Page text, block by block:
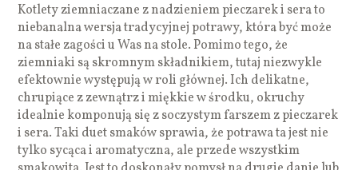
Kotlety ziemniaczane z nadzieniem pieczarek i sera to
niebanalna wersja tradycyjnej potrawy, która być może
na stałe zagości u Was na stole. Pomimo tego, że
ziemniaki są skromnym składnikiem, tutaj niezwykle
efektownie występują w roli głównej. Ich delikatne,
chrupiące z zewnątrz i miękkie w środku, okruchy
idealnie komponują się z soczystym farszem z pieczarek
i sera. Taki duet smaków sprawia, że potrawa ta jest nie
tylko sycąca i aromatyczna, ale przede wszystkim